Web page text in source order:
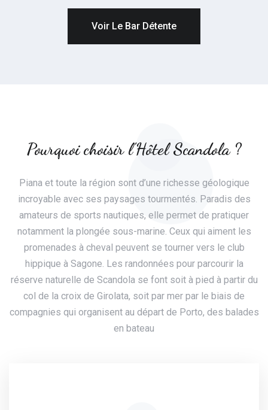
Voir Le Bar Détente
Pourquoi choisir l'Hôtel Scandola ?
Piana et toute la région sont d’une richesse géologique
incroyable avec ses paysages tourmentés. Paradis des
amateurs de sports nautiques, elle permet de pratiquer
notamment la plongée sous-marine. Ceux qui aiment les
promenades à cheval peuvent se tourner vers le club
hippique à Sagone. Les randonnées pour parcourir la
réserve naturelle de Scandola se font soit à pied à partir du
col de la croix de Girolata, soit par mer par le biais de
compagnies qui organisent au départ de Porto, des balades
en bateau